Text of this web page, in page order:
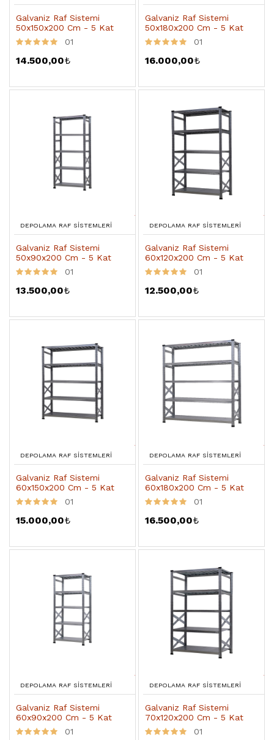
Galvaniz Raf Sistemi
50x150x200 Cm - 5 Kat
01
14.500,00₺
Galvaniz Raf Sistemi
50x180x200 Cm - 5 Kat
01
16.000,00₺
DEPOLAMA RAF SISTEMLERI
Galvaniz Raf Sistemi
50x90x200 Cm - 5 Kat
01
13.500,00₺
DEPOLAMA RAF SISTEMLERI
Galvaniz Raf Sistemi
60x120x200 Cm - 5 Kat
01
12.500,00₺
DEPOLAMA RAF SISTEMLERI
Galvaniz Raf Sistemi
60x150x200 Cm - 5 Kat
01
15.000,00₺
DEPOLAMA RAF SISTEMLERI
Galvaniz Raf Sistemi
60x180x200 Cm - 5 Kat
01
16.500,00₺
DEPOLAMA RAF SISTEMLERI
Galvaniz Raf Sistemi
60x90x200 Cm - 5 Kat
01
DEPOLAMA RAF SISTEMLERI
Galvaniz Raf Sistemi
70x120x200 Cm - 5 Kat
01